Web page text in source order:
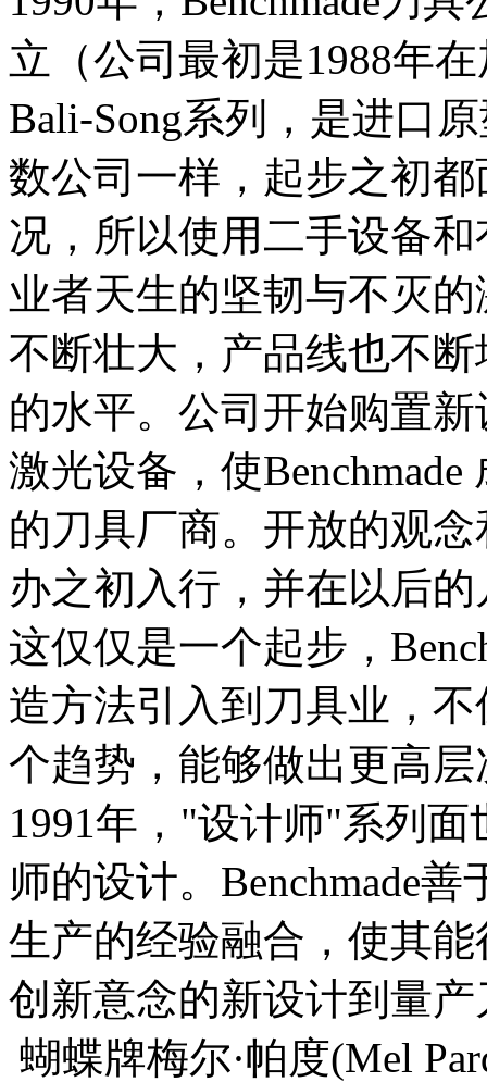
立（公司最初是1988年
Bali-Song系列，是进口
数公司一样，起步之初
况，所以使用二手设备
业者天生的坚韧与不灭的
不断壮大，产品线也不
的水平。公司开始购置
激光设备，使
的刀具厂商。开放的观
办之初入行，并在以后
这仅仅是一个起步，
造方法引入到刀具业，
个趋势，能够做出更高
1991年，"设计师"系列
师的设计。Benchmade
生产的经验融合，使其
创新意念的新设计到量
蝴蝶牌梅尔·帕度(Mel